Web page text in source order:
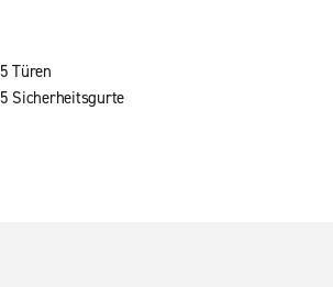
5 Türen
5 Sicherheitsgurte